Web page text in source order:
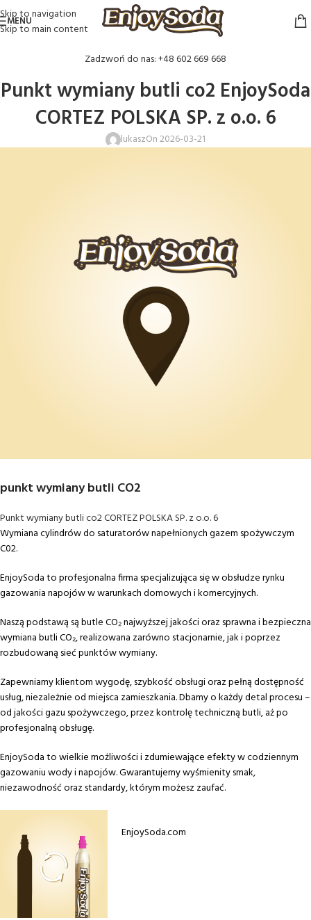
Skip to navigation
Skip to main content
MENU
Zadzwoń do nas: +48 602 669 668
Punkt wymiany butli co2 EnjoySoda
CORTEZ POLSKA SP. z o.o. 6
lukaszOn 2026-03-21
punkt wymiany butli CO2
Punkt wymiany butli co2 CORTEZ POLSKA SP. z o.o. 6
Wymiana cylindrów do saturatorów napełnionych gazem spożywczym
C02.
EnjoySoda to profesjonalna firma specjalizująca się w obsłudze rynku
gazowania napojów w warunkach domowych i komercyjnych.
Naszą podstawą są butle CO₂ najwyższej jakości oraz sprawna i bezpieczna
wymiana butli CO₂, realizowana zarówno stacjonarnie, jak i poprzez
rozbudowaną sieć punktów wymiany.
Zapewniamy klientom wygodę, szybkość obsługi oraz pełną dostępność
usług, niezależnie od miejsca zamieszkania. Dbamy o każdy detal procesu –
od jakości gazu spożywczego, przez kontrolę techniczną butli, aż po
profesjonalną obsługę.
EnjoySoda to wielkie możliwości i zdumiewające efekty w codziennym
gazowaniu wody i napojów. Gwarantujemy wyśmienity smak,
niezawodność oraz standardy, którym możesz zaufać.
EnjoySoda.com